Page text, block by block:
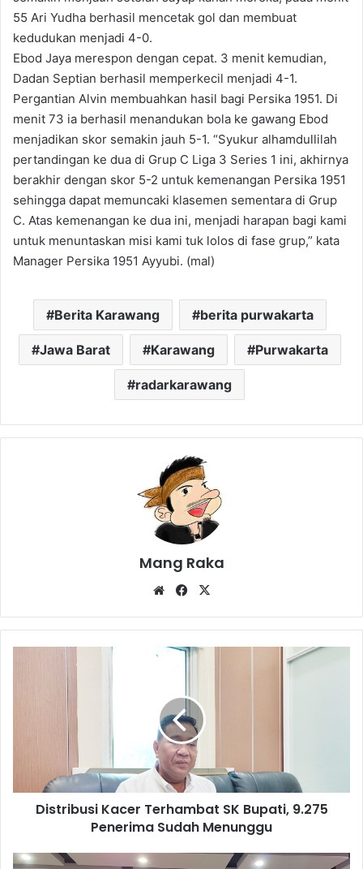
55 Ari Yudha berhasil mencetak gol dan membuat
kedudukan menjadi 4-0.
Ebod Jaya merespon dengan cepat. 3 menit kemudian,
Dadan Septian berhasil memperkecil menjadi 4-1.
Pergantian Alvin membuahkan hasil bagi Persika 1951. Di
menit 73 ia berhasil menandukan bola ke gawang Ebod
menjadikan skor semakin jauh 5-1. “Syukur alhamdullilah
pertandingan ke dua di Grup C Liga 3 Series 1 ini, akhirnya
berakhir dengan skor 5-2 untuk kemenangan Persika 1951
sehingga dapat memuncaki klasemen sementara di Grup
C. Atas kemenangan ke dua ini, menjadi harapan bagi kami
untuk menuntaskan misi kami tuk lolos di fase grup,” kata
Manager Persika 1951 Ayyubi. (mal)
Berita Karawang berita purwakarta
Jawa Barat Karawang Purwakarta
radarkarawang
Mang Raka
WebsiteFacebook
Menunggu
Distribusi Kacer Terhambat SK Bupati, 9.275
Penerima Sudah Menunggu
A47